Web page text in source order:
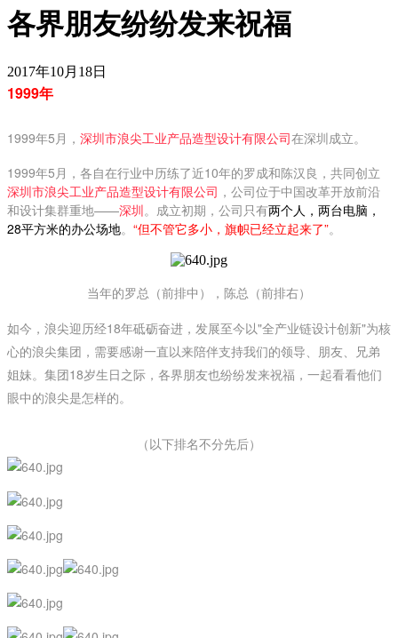
各界朋友纷纷发来祝福
2017年10月18日
1999年
1999年5月， 深圳市浪尖工业产品造型设计有限公司在深圳成立。
1999年5月，各自在行业中历练了近10年的罗成和陈汉良，共同创立
深圳市浪尖工业产品造型设计有限公司 ，公司位于中国改革开放前沿
和设计集群重地——深圳。成立初期，公司只有两个人，两台电脑，
28平方米的办公场地。 “但不管它多小，旗帜已经立起来了”。
当年的罗总（前排中），陈总（前排右）
如今，浪尖迎历经18年砥砺奋进，发展至今以"全产业链设计创新"为核
心的浪尖集团，需要感谢一直以来陪伴支持我们的领导、朋友、兄弟
姐妹。集团18岁生日之际，各界朋友也纷纷发来祝福，一起看看他们
眼中的浪尖是怎样的。
（以下排名不分先后）